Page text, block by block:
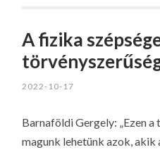
A fizika
2022-10-17
Barnaföldi Gergely: „Ezen
magunk lehetünk azok,